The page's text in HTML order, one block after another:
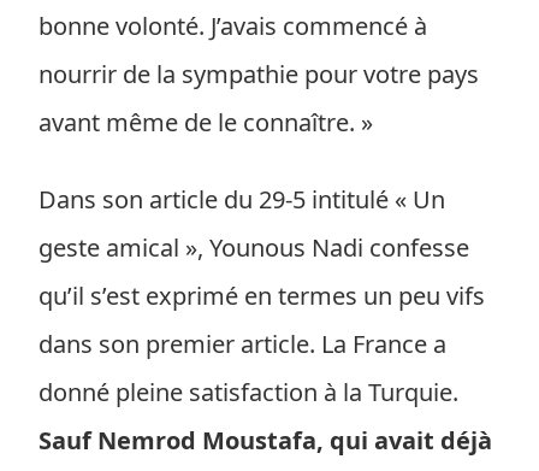
bonne volonté. J’avais commencé à
nourrir de la sympathie pour votre pays
avant même de le connaître. »
Dans son article du 29-5 intitulé « Un
geste amical », Younous Nadi confesse
qu’il s’est exprimé en termes un peu vifs
dans son premier article. La France a
donné pleine satisfaction à la Turquie.
Sauf Nemrod Moustafa, qui avait déjà